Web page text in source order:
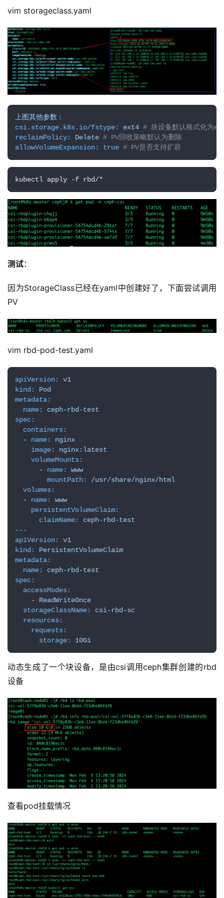
l
i
n
u
x
基
vim storageclass.yaml
上图其他参数：
csi.storage.k8s.io/fstype:
ext4 # 块设备默认格式化为
reclaimPolicy:
Delete # PV回收策略默认为删除
allowVolumeExpansion:
true # PV是否支持扩容
kubectl apply -f rbd/*
测试：
因为StorageClass已经在yaml中创建好了，下面尝试调用
PV
vim rbd-pod-test.yaml
apiVersion:
v1
kind:
Pod
metadata:
name:
ceph-rbd-test
spec:
containers:
-
name:
nginx
image:
nginx:latest
volumeMounts:
-
name:
www
mountPath:
/usr/share/nginx/html
volumes:
-
name:
www
persistentVolumeClaim:
claimName:
ceph-rbd-test
---
apiVersion:
v1
kind:
PersistentVolumeClaim
metadata:
name:
ceph-rbd-test
spec:
accessModes:
-
ReadWriteOnce
storageClassName:
csi-rbd-sc
resources:
requests:
storage:
10Gi
动态生成了一个块设备，是由csi调用ceph集群创建的rbd
设备
查看pod挂载情况